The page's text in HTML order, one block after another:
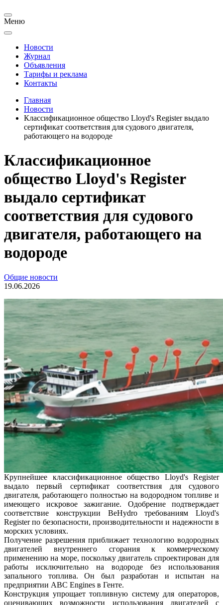
Меню
Новости
Журнал
Объявления
Тарифы и реклама
Контакты
Главная
Новости
Классификационное общество Lloyd's Register выдало
сертификат соответствия для судового двигателя,
работающего на водороде
Классификационное
общество Lloyd's Register
выдало сертификат
соответствия для судового
двигателя, работающего на
водороде
Общие новости
19.06.2026
Крупнейшее классификационное общество Lloyd's Register
выдало первый сертификат соответствия для судового
двигателя, работающего полностью на водородном топливе и
имеющего искровое зажигание. Одобрение подтверждает
соответствие конструкции BeHydro требованиям Lloyd's
Register по безопасности, производительности и надежности в
морских условиях.
Получение разрешения приближает технологию водородных
двигателей внутреннего сгорания к коммерческому
применению на море, поскольку двигатель спроектирован для
работы исключительно на водороде без использования
запального топлива. Он был разработан и испытан на
предприятии ABC Engines в Генте.
Конструкция упрощает топливную систему для операторов,
оценивающих возможности использования двигателей с